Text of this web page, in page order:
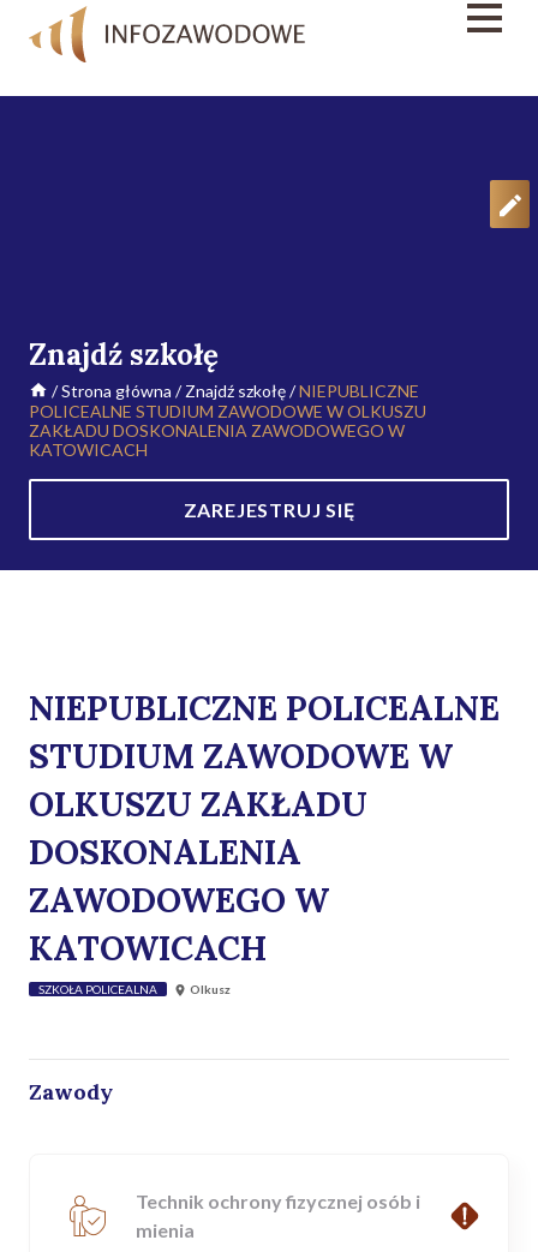
Znajdź szkołę
/Strona główna /Znajdź szkołę/NIEPUBLICZNE
POLICEALNE STUDIUM ZAWODOWE W OLKUSZU
ZAKŁADU DOSKONALENIA ZAWODOWEGO W
KATOWICACH
ZAREJESTRUJ SIĘ
NIEPUBLICZNE POLICEALNE
STUDIUM ZAWODOWE W
OLKUSZU ZAKŁADU
DOSKONALENIA
ZAWODOWEGO W
KATOWICACH
SZKOŁA POLICEALNA Olkusz
Zawody
Technik ochrony fizycznej osób i
mienia